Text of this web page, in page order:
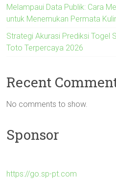
Melampaui Data Publik: Cara
untuk Menemukan Permata
Strategi Akurasi Prediksi Togel
Toto Terpercaya 2026
Recent
No comments to show.
Sponsor
https://go.sp-pt.com